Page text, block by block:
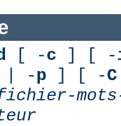
[ -c ] [ -
| -p ] [ -C